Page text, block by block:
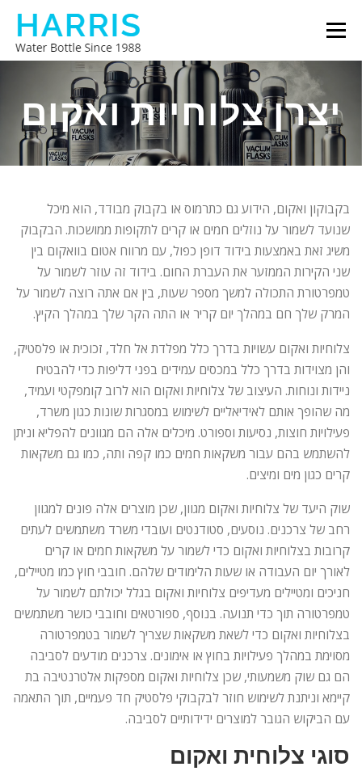
Menu
בקבוק מים של האריס אודותינו צור קשר
יצרן צלוחיות ואקום
בקבוקון ואקום, הידוע גם כתרמוס או בקבוק מבודד, הוא מיכל
שנועד לשמור על נוזלים חמים או קרים לתקופות ממושכות. הבקבוק
משיג זאת באמצעות בידוד דופן כפול, עם מרווח אטום בוואקום בין
שני הקירות הממזער את העברת החום. בידוד זה עוזר לשמור על
טמפרטורת התכולה למשך מספר שעות, בין אם אתה רוצה לשמור על
המרק שלך חם במהלך יום קריר או התה הקר שלך במהלך הקיץ.
צלוחיות ואקום עשויות בדרך כלל מפלדת אל חלד, זכוכית או פלסטיק,
והן מצוידות בדרך כלל במכסים עמידים בפני דליפות כדי להבטיח
ניידות ונוחות. העיצוב של צלוחיות ואקום הוא לרוב קומפקטי ועמיד,
מה שהופך אותם לאידיאליים לשימוש במסגרות שונות כגון משרד,
פעילויות חוצות, נסיעות וספורט. מיכלים אלה הם מגוונים להפליא וניתן
להשתמש בהם עבור משקאות חמים כמו קפה ותה, כמו גם משקאות
קרים כגון מים ומיצים.
שוק היעד של צלוחיות ואקום מגוון, שכן מוצרים אלה פונים למגוון
רחב של צרכנים. נוסעים, סטודנטים ועובדי משרד משתמשים לעתים
קרובות בצלוחיות ואקום כדי לשמור על משקאות חמים או קרים
לאורך יום העבודה או שעות הלימודים שלהם. חובבי חוץ כמו מטיילים,
חניכים ומטיילים מעדיפים צלוחיות ואקום בגלל יכולתם לשמור על
טמפרטורה תוך כדי תנועה. בנוסף, ספורטאים וחובבי כושר משתמשים
בצלוחיות ואקום כדי לשאת משקאות שצריך לשמור בטמפרטורה
מסוימת במהלך פעילויות בחוץ או אימונים. צרכנים מודעים לסביבה
הם גם שוק משמעותי, שכן צלוחיות ואקום מספקות אלטרנטיבה בת
קיימא וניתנת לשימוש חוזר לבקבוקי פלסטיק חד פעמיים, תוך התאמה
עם הביקוש הגובר למוצרים ידידותיים לסביבה.
סוגי צלוחית ואקום